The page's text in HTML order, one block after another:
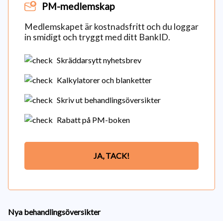
PM-medlemskap
Medlemskapet är kostnadsfritt och du loggar
in smidigt och tryggt med ditt BankID.
Skräddarsytt nyhetsbrev
Kalkylatorer och blanketter
Skriv ut behandlingsöversikter
Rabatt på PM-boken
JA, TACK!
Nya behandlingsöversikter